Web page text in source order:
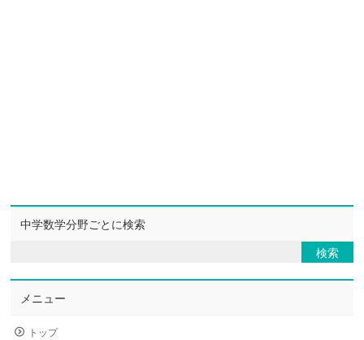
中学数学分野ごとに検索
メニュー
トップ